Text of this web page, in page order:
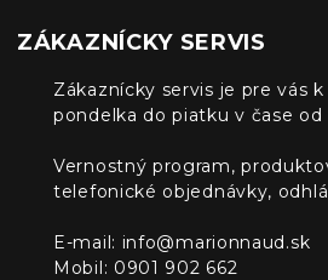
ZÁKAZNÍCKY SERVIS
Zákaznícky servis je pre vás
pondelka do piatku v čase od
Vernostný program,
telefonické objednávky,
E-mail: info@marionnaud.sk
Mobil: 0901 902 662